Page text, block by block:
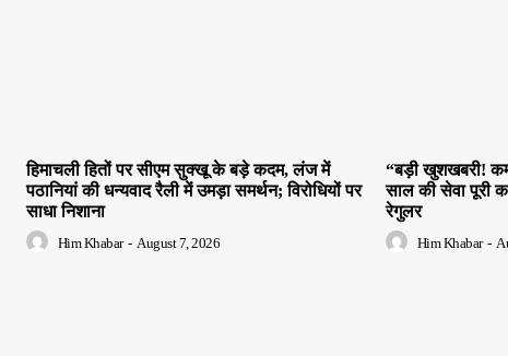
हिमाचली हितों पर सीएम सुक्खू के बड़े कदम, लंज में
पठानियां की धन्यवाद रैली में उमड़ा समर्थन; विरोधियों पर
साधा निशाना
Him Khabar - August 7, 2026
“बड़ी खुशखबरी!
साल की सेवा पूरी
रेगुलर
Him Khabar -